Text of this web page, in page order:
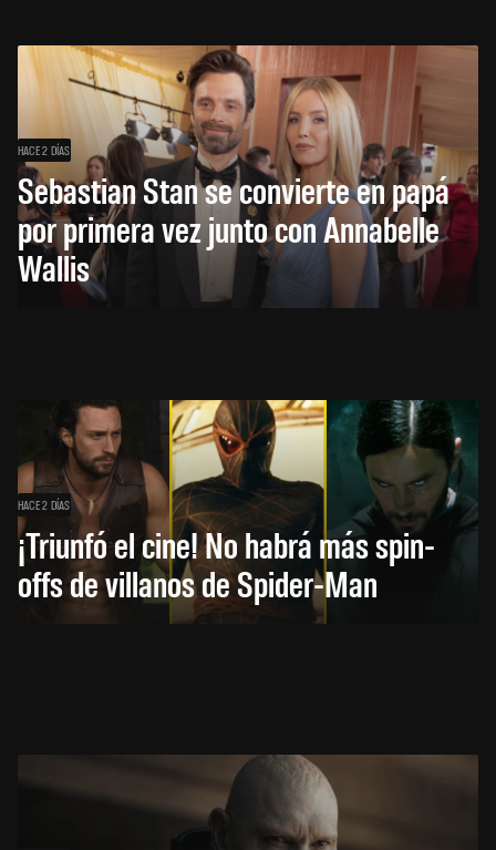
HACE 2 DÍAS
Sebastian Stan se convierte en papá
por primera vez junto con Annabelle
Wallis
HACE 2 DÍAS
¡Triunfó el cine! No habrá más spin-
offs de villanos de Spider-Man